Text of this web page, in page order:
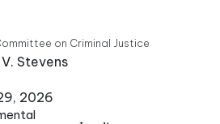
on Criminal Justice
Stevens
2026